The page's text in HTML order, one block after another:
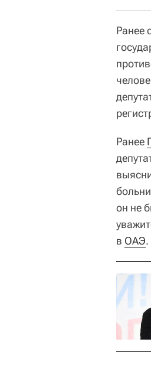
Ранее
Ранее
он не
в ОАЭ.